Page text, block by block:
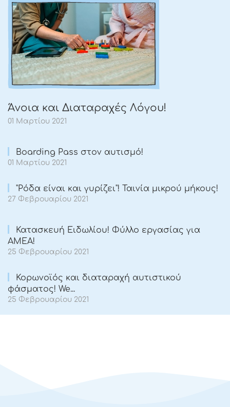
Άνοια και Διαταραχές Λόγου!
01 Μαρτίου 2021
Boarding Pass στον αυτισμό!
01 Μαρτίου 2021
"Ρόδα είναι και γυρίζει"! Ταινία μικρού μήκους!
27 Φεβρουαρίου 2021
Κατασκευή Ειδωλίου! Φύλλο εργασίας για
ΑΜΕΑ!
25 Φεβρουαρίου 2021
Κορωνοϊός και διαταραχή αυτιστικού
φάσματος! We...
25 Φεβρουαρίου 2021